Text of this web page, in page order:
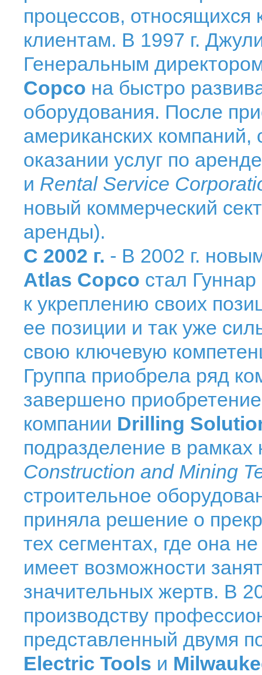
процессов, относящихся
клиентам. В 1997 г.
Генеральным
Copco на быстро
оборудования. После
американских
оказании услуг по
и Rental Service
новый коммерческий
аренды).
С 2002 г. - В 2002 г.
Atlas Copco стал
к укреплению своих
ее позиции и так уже
свою ключевую
Группа приобрела ряд
завершено
компании Drilling
подразделение в рамках
Construction and Mining
строительное
приняла решение о
тех сегментах, где она
имеет возможности
значительных жертв. В
производству
представленный двумя
Electric Tools и